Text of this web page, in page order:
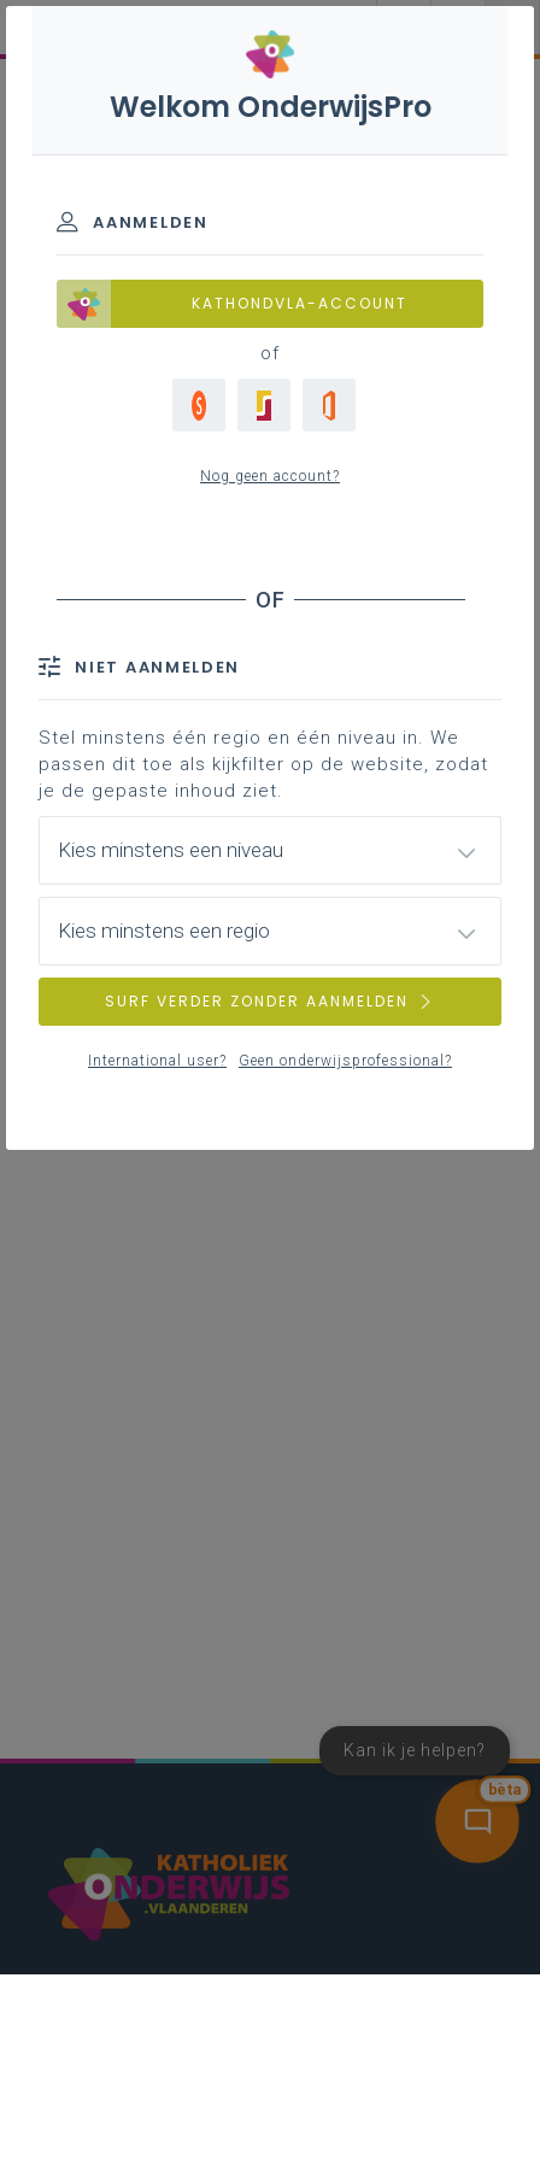
bèta
Kan ik je helpen?
Welkom OnderwijsPro
AANMELDEN
KATHONDVLA-ACCOUNT
of
Nog geen account?
NIET AANMELDEN
Stel minstens één regio en één niveau in. We
passen dit toe als kijkfilter op de website, zodat
je de gepaste inhoud ziet.
Kies minstens een niveau
Kies minstens een regio
SURF VERDER ZONDER AANMELDEN
International user? Geen onderwijsprofessional?